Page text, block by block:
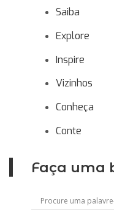
Saiba
Explore
Inspire
Vizinhos
Conheça
Conte
Faça uma